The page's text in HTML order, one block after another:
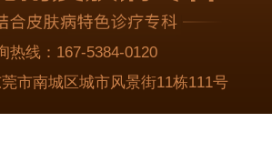
热线： 167-5384-0120
市南城区城市风景街11栋111号